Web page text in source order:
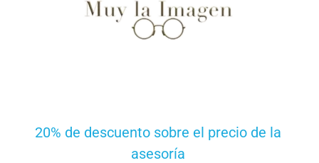
20% de descuento sobre el precio de la
asesoría